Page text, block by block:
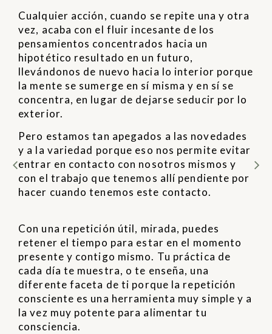
Cualquier acción, cuando se repite una y otra
vez, acaba con el fluir incesante de los
pensamientos concentrados hacia un
hipotético resultado en un futuro,
llevándonos de nuevo hacia lo interior porque
la mente se sumerge en sí misma y en sí se
concentra, en lugar de dejarse seducir por lo
exterior.
Pero estamos tan apegados a las novedades
y a la variedad porque eso nos permite evitar
entrar en contacto con nosotros mismos y
con el trabajo que tenemos allí pendiente por
hacer cuando tenemos este contacto.
Con una repetición útil, mirada, puedes
retener el tiempo para estar en el momento
presente y contigo mismo. Tu práctica de
cada día te muestra, o te enseña, una
diferente faceta de ti porque la repetición
consciente es una herramienta muy simple y a
la vez muy potente para alimentar tu
consciencia.